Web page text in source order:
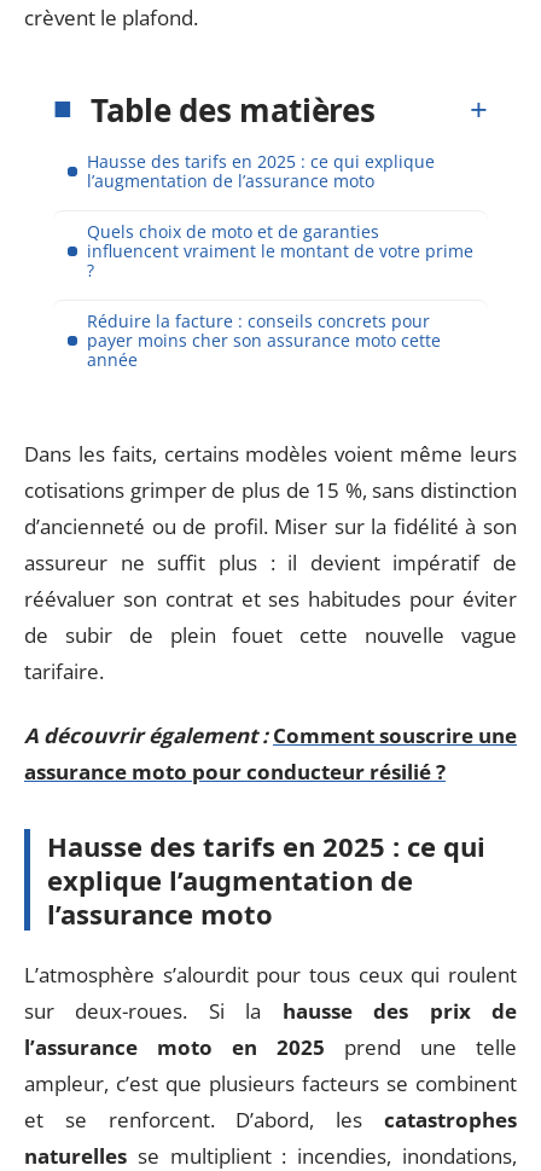
crèvent le plafond.
Table des matières
Hausse des tarifs en 2025 : ce qui explique
l’augmentation de l’assurance moto
Quels choix de moto et de garanties
influencent vraiment le montant de votre prime
?
Réduire la facture : conseils concrets pour
payer moins cher son assurance moto cette
année
Dans les faits, certains modèles voient même leurs
cotisations grimper de plus de 15 %, sans distinction
d’ancienneté ou de profil. Miser sur la fidélité à son
assureur ne suffit plus : il devient impératif de
réévaluer son contrat et ses habitudes pour éviter
de subir de plein fouet cette nouvelle vague
tarifaire.
A découvrir également : Comment souscrire une
assurance moto pour conducteur résilié ?
Hausse des tarifs en 2025 : ce qui
explique l’augmentation de
l’assurance moto
L’atmosphère s’alourdit pour tous ceux qui roulent
sur deux-roues. Si la hausse des prix de
l’assurance moto en 2025 prend une telle
ampleur, c’est que plusieurs facteurs se combinent
et se renforcent. D’abord, les catastrophes
naturelles se multiplient : incendies, inondations,